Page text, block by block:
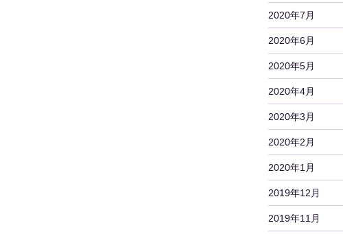
2020年7月
2020年6月
2020年5月
2020年4月
2020年3月
2020年2月
2020年1月
2019年12月
2019年11月